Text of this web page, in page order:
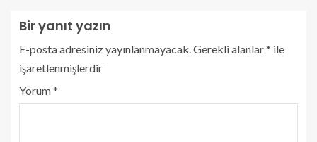
Bir yanıt yazın
E-posta adresiniz yayınlanmayacak.Gerekli alanlar* ile
işaretlenmişlerdir
Yorum*